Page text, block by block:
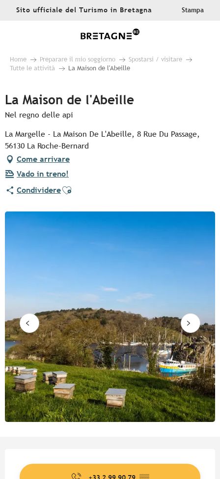
AllerSito ufficiale del Turismo in Bretagna Stampa
Home Preparare il mio soggiorno
Spostarsi / visitare
Tutte le attività
La Maison de l'Abeille
La Maison de l'Abeille
Nel regno delle api
La Margelle - La Maison De L'Abeille, 8 Rue Du Passage,
56130 La Roche-Bernard
Come arrivare
Vado in treno!
CondividereAjouter aux favoris
+33 2 99 90 79 ▒▒